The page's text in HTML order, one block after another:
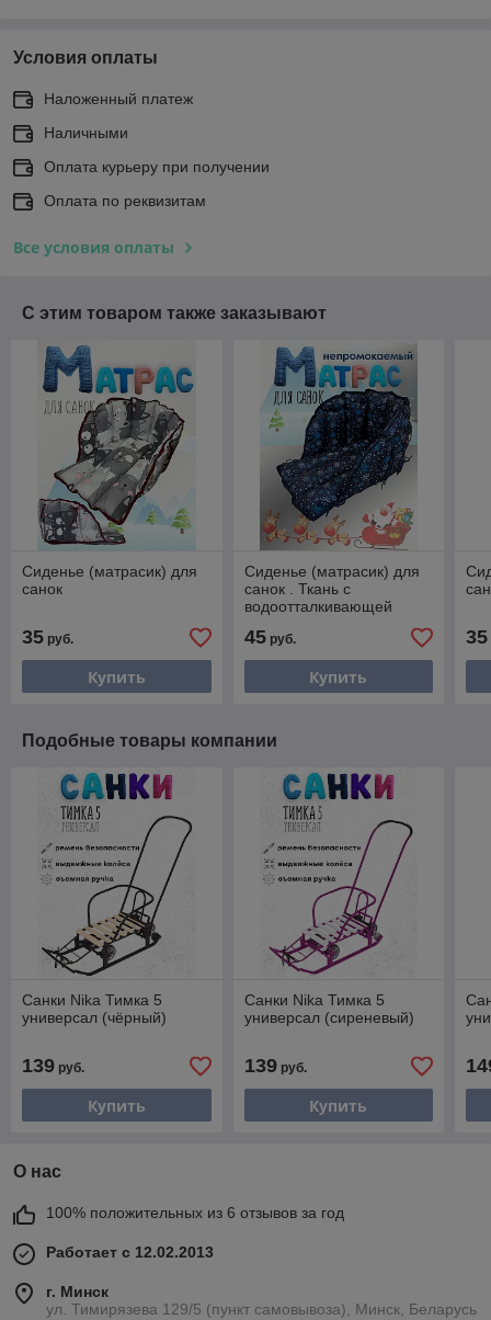
Условия оплаты
Наложенный платеж
Наличными
Оплата курьеру при получении
Оплата по реквизитам
Все условия оплаты
С этим товаром также заказывают
Сиденье (матрасик) для
санок
35 руб.
Купить
Сиденье (матрасик) для
санок . Ткань с
водоотталкивающей
45руб.
Купить
35
Подобные товары компании
Санки Nika Тимка 5
универсал (чёрный)
139 руб.
Купить
Санки Nika Тимка 5
универсал (сиреневый)
139руб.
Купить
О нас
100% положительных из 6 отзывов за год
Работает с 12.02.2013
г. Минск
ул. Тимирязева 129/5 (пункт самовывоза), Минск, Беларусь